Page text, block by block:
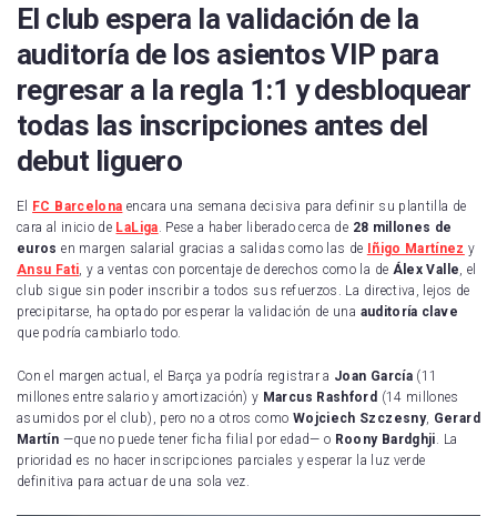
El club espera la validación de la
auditoría de los asientos VIP para
regresar a la regla 1:1 y desbloquear
todas las inscripciones antes del
debut liguero
El FC Barcelona encara una semana decisiva para definir su plantilla de
cara al inicio de LaLiga . Pese a haber liberado cerca de 28 millones de
euros en margen salarial gracias a salidas como las de Iñigo Martínez y
Ansu Fati , y a ventas con porcentaje de derechos como la de Álex Valle , el
club sigue sin poder inscribir a todos sus refuerzos. La directiva, lejos de
precipitarse, ha optado por esperar la validación de una auditoría clave
que podría cambiarlo todo.
Con el margen actual, el Barça ya podría registrar a Joan García (11
millones entre salario y amortización) y Marcus Rashford (14 millones
asumidos por el club), pero no a otros como Wojciech Szczesny, Gerard
Martín —que no puede tener ficha filial por edad— o Roony Bardghji . La
prioridad es no hacer inscripciones parciales y esperar la luz verde
definitiva para actuar de una sola vez.